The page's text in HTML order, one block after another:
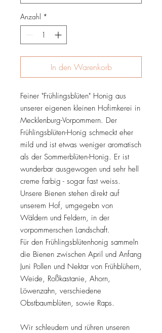
Anzahl *
In den Warenkorb
Feiner "Frühlingsblüten" Honig aus
unserer eigenen kleinen Hofimkerei in
Mecklenburg-Vorpommern. Der
Frühlingsblüten-Honig schmeckt eher
mild und ist etwas weniger aromatisch
als der Sommerblüten-Honig. Er ist
wunderbar ausgewogen und sehr hell
creme farbig - sogar fast weiss.
Unsere Bienen stehen direkt auf
unserem Hof, umgegebn von
Wäldern und Feldern, in der
vorpommerschen Landschaft.
Für den Frühlingsblütenhonig sammeln
die Bienen zwischen April und Anfang
Juni Pollen und Nektar von Frühblühern,
Weide, Roßkastanie, Ahorn,
Löwenzahn, verschiedene
Obstbaumblüten, sowie Raps.
Wir schleudern und rühren unseren